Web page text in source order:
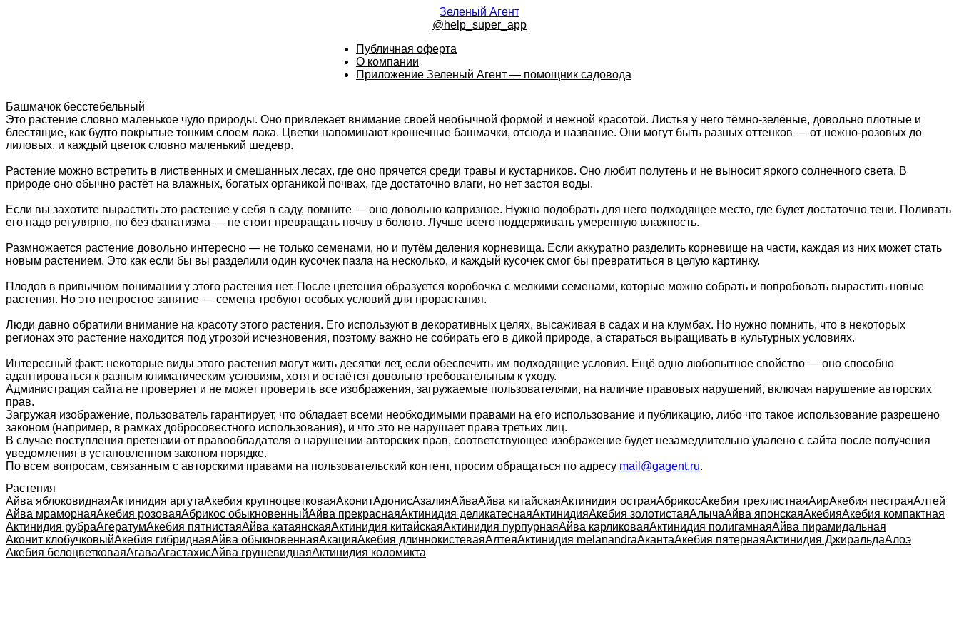
Зеленый Агент
@help_super_app
Публичная оферта
О компании
Приложение Зеленый Агент — помощник садовода
Башмачок бесстебельный
Это растение словно маленькое чудо природы. Оно привлекает внимание своей необычной формой и нежной красотой. Листья у него тёмно-зелёные, довольно плотные и
блестящие, как будто покрытые тонким слоем лака. Цветки напоминают крошечные башмачки, отсюда и название. Они могут быть разных оттенков — от нежно-розовых до
лиловых, и каждый цветок словно маленький шедевр.
Растение можно встретить в лиственных и смешанных лесах, где оно прячется среди травы и кустарников. Оно любит полутень и не выносит яркого солнечного света. В
природе оно обычно растёт на влажных, богатых органикой почвах, где достаточно влаги, но нет застоя воды.
Если вы захотите вырастить это растение у себя в саду, помните — оно довольно капризное. Нужно подобрать для него подходящее место, где будет достаточно тени. Поливать
его надо регулярно, но без фанатизма — не стоит превращать почву в болото. Лучше всего поддерживать умеренную влажность.
Размножается растение довольно интересно — не только семенами, но и путём деления корневища. Если аккуратно разделить корневище на части, каждая из них может стать
новым растением. Это как если бы вы разделили один кусочек пазла на несколько, и каждый кусочек смог бы превратиться в целую картинку.
Плодов в привычном понимании у этого растения нет. После цветения образуется коробочка с мелкими семенами, которые можно собрать и попробовать вырастить новые
растения. Но это непростое занятие — семена требуют особых условий для прорастания.
Люди давно обратили внимание на красоту этого растения. Его используют в декоративных целях, высаживая в садах и на клумбах. Но нужно помнить, что в некоторых
регионах это растение находится под угрозой исчезновения, поэтому важно не собирать его в дикой природе, а стараться выращивать в культурных условиях.
Интересный факт: некоторые виды этого растения могут жить десятки лет, если обеспечить им подходящие условия. Ещё одно любопытное свойство — оно способно
адаптироваться к разным климатическим условиям, хотя и остаётся довольно требовательным к уходу.
Администрация сайта не проверяет и не может проверить все изображения, загружаемые пользователями, на наличие правовых нарушений, включая нарушение авторских
прав.
Загружая изображение, пользователь гарантирует, что обладает всеми необходимыми правами на его использование и публикацию, либо что такое использование разрешено
законом (например, в рамках добросовестного использования), и что это не нарушает права третьих лиц.
В случае поступления претензии от правообладателя о нарушении авторских прав, соответствующее изображение будет незамедлительно удалено с сайта после получения
уведомления в установленном законом порядке.
По всем вопросам, связанным с авторскими правами на пользовательский контент, просим обращаться по адресу mail@gagent.ru.
Растения
Айва яблоковиднаяАктинидия аргутаАкебия крупноцветковаяАконитАдонисАзалияАйваАйва китайскаяАктинидия остраяАбрикосАкебия трехлистнаяАирАкебия пестраяАлтей
Айва мраморнаяАкебия розоваяАбрикос обыкновенныйАйва прекраснаяАктинидия деликатеснаяАктинидияАкебия золотистаяАлычаАйва японскаяАкебияАкебия компактная
Актинидия рубраАгератумАкебия пятнистаяАйва катаянскаяАктинидия китайскаяАктинидия пурпурнаяАйва карликоваяАктинидия полигамнаяАйва пирамидальная
Аконит клобучковыйАкебия гибриднаяАйва обыкновеннаяАкацияАкебия длиннокистеваяАлтеяАктинидия melanandraАкантаАкебия пятернаяАктинидия ДжиральдаАлоэ
Акебия белоцветковаяАгаваАгастахисАйва грушевиднаяАктинидия коломикта